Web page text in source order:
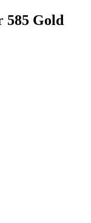
585 Gold